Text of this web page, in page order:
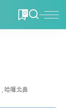
0
哈囉北鼻